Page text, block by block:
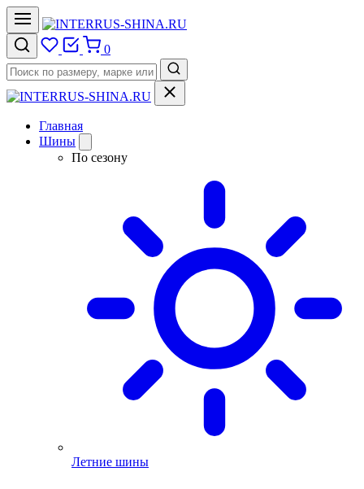
0
Главная
Шины
По сезону
Летние шины